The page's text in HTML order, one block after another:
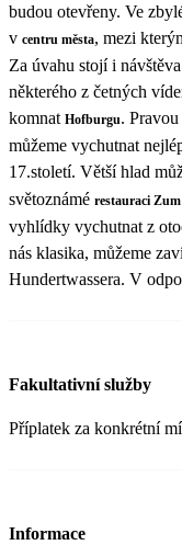
budou otevřeny. Ve
v centru města, mezi
Za úvahu stojí i
některého z četných
komnat Hofburgu.
můžeme vychutnat
17.století. Větší hlad
světoznámé restauraci
vyhlídky vychutnat z
nás klasika, můžeme
Hundertwassera. V
Fakultativní služby
Příplatek za konkrétní
Informace